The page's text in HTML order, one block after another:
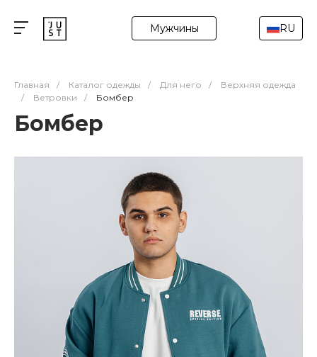
Мужчины RU
Главная / Каталог одежды / Для него /
Верхняя одежда
/
Ветровки / Бомбер
Бомбер